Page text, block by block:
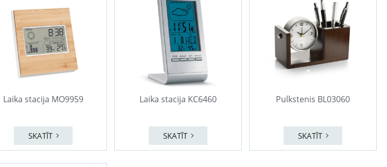
Laika stacija MO9959
SKATĪT
Laika stacija KC6460
SKATĪT
Pulkstenis BL03060
SKATĪT